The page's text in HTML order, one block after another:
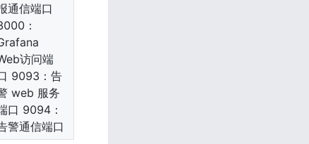
通信端口
：
访问端
9093：告
web 服务
口 9094：
警通信端口